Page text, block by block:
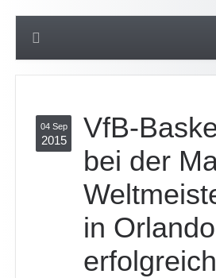
04 Sep
2015
VfB-
bei der
in
erfolgreich